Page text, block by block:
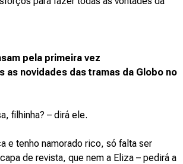
pela primeira vez
as novidades das tramas da Globo no
filhinha? – dirá ele.
e tenho namorado rico, só falta ser
de revista, que nem a Eliza – pedirá a